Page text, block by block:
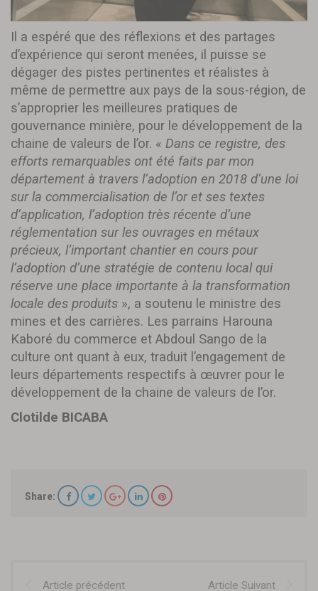
Il a espéré que des réflexions et des partages
d’expérience qui seront menées, il puisse se
dégager des pistes pertinentes et réalistes à
même de permettre aux pays de la sous-région, de
s’approprier les meilleures pratiques de
gouvernance minière, pour le développement de la
chaine de valeurs de l’or. « Dans ce registre, des
efforts remarquables ont été faits par mon
département à travers l’adoption en 2018 d’une loi
sur la commercialisation de l’or et ses textes
d’application, l’adoption très récente d’une
réglementation sur les ouvrages en métaux
précieux, l’important chantier en cours pour
l’adoption d’une stratégie de contenu local qui
réserve une place importante à la transformation
locale des produits », a soutenu le ministre des
mines et des carrières. Les parrains Harouna
Kaboré du commerce et Abdoul Sango de la
culture ont quant à eux, traduit l’engagement de
leurs départements respectifs à œuvrer pour le
développement de la chaine de valeurs de l’or.
Clotilde BICABA
Share:
Article précédent Article Suivant